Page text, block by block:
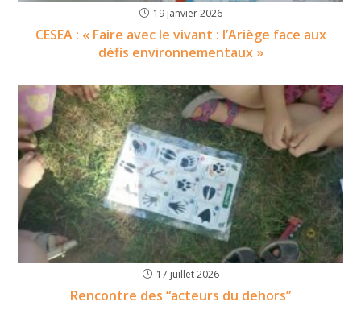
19 janvier 2026
CESEA : « Faire avec le vivant : l’Ariège face aux
défis environnementaux »​
17 juillet 2026
Rencontre des “acteurs du dehors”